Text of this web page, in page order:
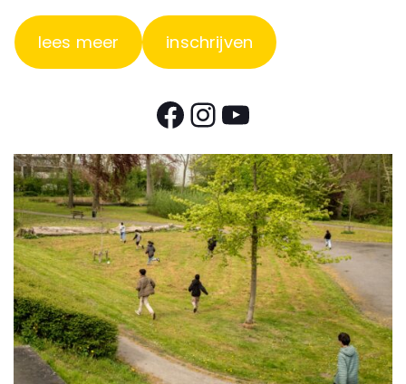
lees meer inschrijven